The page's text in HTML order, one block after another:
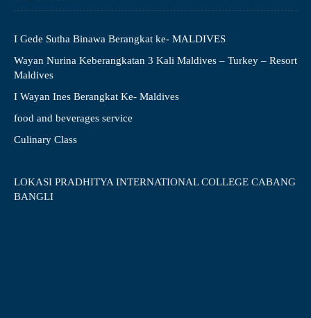
I Gede Sutha Binawa Berangkat ke- MALDIVES
Wayan Nurina Keberangkatan 3 Kali Maldives – Turkey – Resort
Maldives
I Wayan Ines Berangkat Ke- Maldives
food and beverages service
Culinary Class
LOKASI PRADHITYA INTERNATIONAL COLLEGE CABANG
BANGLI